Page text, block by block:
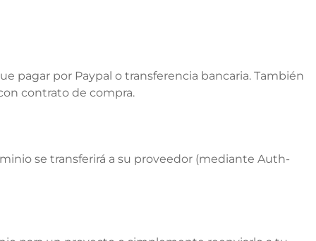
pagar por Paypal o transferencia bancaria. También
contrato de compra.
se transferirá a su proveedor (mediante Auth-